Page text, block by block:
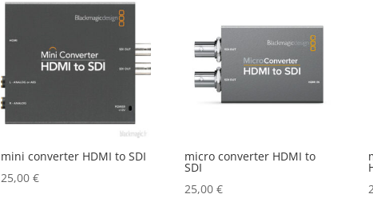
mini converter HDMI to SDI
25,00 €
micro converter HDMI to
SDI
25,00 €